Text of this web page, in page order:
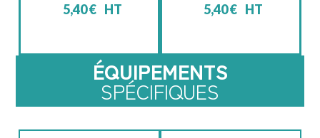
5,40€ HT 5,40€ HT
ÉQUIPEMENTS
SPÉCIFIQUES